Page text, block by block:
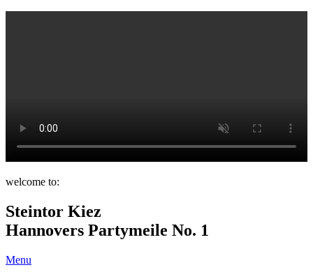
welcome to:
Steintor Kiez
Hannovers Partymeile No. 1
Menu